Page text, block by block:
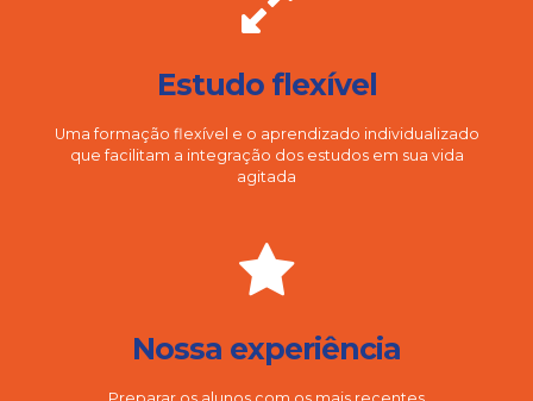
Estudo flexível
Uma formação flexível e o aprendizado individualizado
que facilitam a integração dos estudos em sua vida
agitada
Nossa experiência